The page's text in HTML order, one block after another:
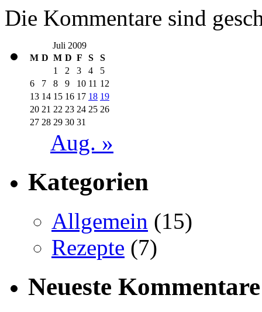
Die Kommentare sind
Juli 2009
M D M D F S
S
1
2 3 4
5
6
7 8 9 10 11 12
13 14 15 16 17 18 19
20 21 22 23 24 25 26
27 28 29 30 31
Aug. »
Kategorien
Allgemein (15)
Rezepte (7)
Neueste Kommentare